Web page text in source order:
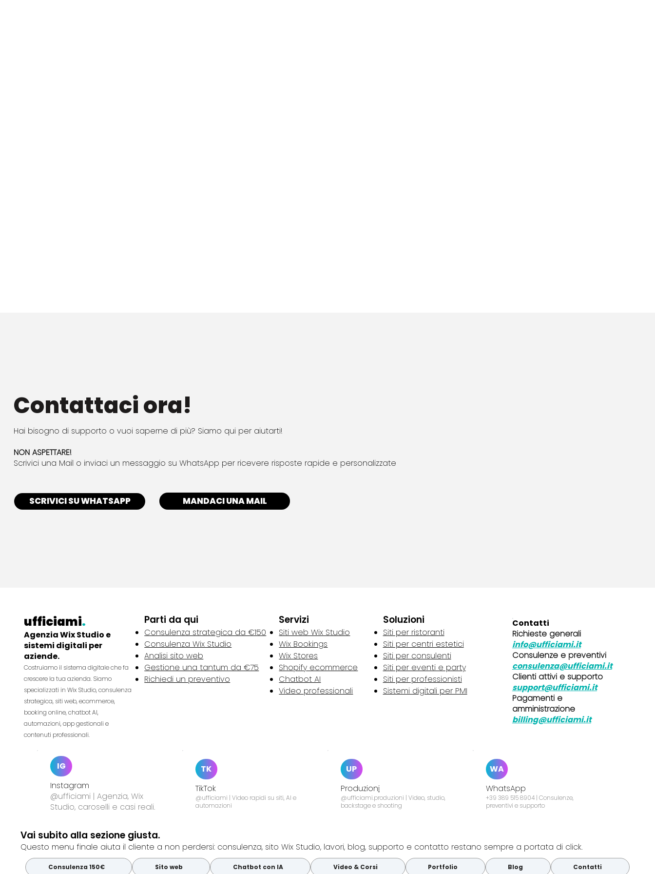
Contattaci ora!
Hai bisogno di supporto o vuoi saperne di più? Siamo qui per aiutarti!
NON ASPETTARE!
Scrivici una Mail o inviaci un messaggio su WhatsApp per ricevere risposte rapide e personalizzate
SCRIVICI SU WHATSAPP MANDACI UNA MAIL
ufficiami.
Agenzia Wix Studio e
sistemi digitali per
aziende.
Costruiamo il sistema digitale che fa
crescere la tua azienda. Siamo
specializzati in Wix Studio, consulenza
strategica, siti web, ecommerce,
booking online, chatbot AI,
automazioni, app gestionali e
contenuti professionali.
Parti da qui
Consulenza strategica da €150
Consulenza Wix Studio
Analisi sito web
Gestione una tantum da €75
Richiedi un preventivo
Servizi
Siti web Wix Studio
Wix Bookings
Wix Stores
Shopify ecommerce
Chatbot AI
Video professionali
Soluzioni
Siti per ristoranti
Siti per centri estetici
Siti per consulenti
Siti per eventi e party
Siti per professionisti
Sistemi digitali per PMI
Contatti
Richieste generali
info@ufficiami.it
Consulenze e preventivi
consulenza@ufficiami.it
Clienti attivi e supporto
support@ufficiami.it
Pagamenti e
amministrazione
billing@ufficiami.it
IG
Instagram
@ufficiami | Agenzia, Wix
Studio, caroselli e casi reali.
TK
TikTok
@ufficiami | Video rapidi su siti, AI e
automazioni
UP
Produzioni
@ufficiami.produzioni | Video, studio,
backstage e shooting
WA
WhatsApp
+39 389 515 8904 | Consulenze,
preventivi e supporto
Vai subito alla sezione giusta.
Questo menu finale aiuta il cliente a non perdersi: consulenza, sito Wix Studio, lavori, blog, supporto e contatto restano sempre a portata di click.
Consulenza 150€ Sito web Chatbot con IA Video & Corsi Portfolio Blog Contatti